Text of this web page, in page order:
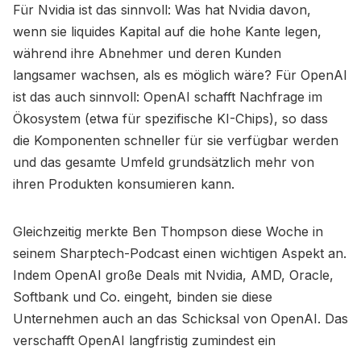
Für Nvidia ist das sinnvoll: Was hat Nvidia davon,
wenn sie liquides Kapital auf die hohe Kante legen,
während ihre Abnehmer und deren Kunden
langsamer wachsen, als es möglich wäre? Für OpenAI
ist das auch sinnvoll: OpenAI schafft Nachfrage im
Ökosystem (etwa für spezifische KI-Chips), so dass
die Komponenten schneller für sie verfügbar werden
und das gesamte Umfeld grundsätzlich mehr von
ihren Produkten konsumieren kann.
Gleichzeitig merkte Ben Thompson diese Woche in
seinem Sharptech-Podcast einen wichtigen Aspekt an.
Indem OpenAI große Deals mit Nvidia, AMD, Oracle,
Softbank und Co. eingeht, binden sie diese
Unternehmen auch an das Schicksal von OpenAI. Das
verschafft OpenAI langfristig zumindest ein